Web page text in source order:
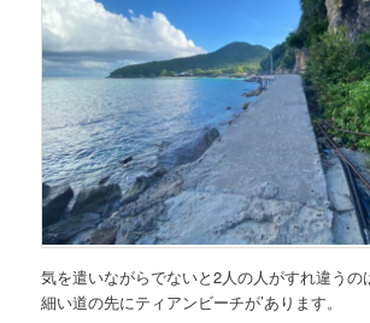
気を遣いながらでないと2人の人がすれ違うの
細い道の先にティアンビーチが’あります。